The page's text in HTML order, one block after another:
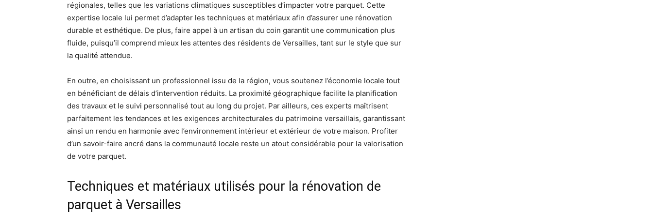
régionales, telles que les variations climatiques susceptibles d’impacter votre parquet. Cette
expertise locale lui permet d’adapter les techniques et matériaux afin d’assurer une rénovation
durable et esthétique. De plus, faire appel à un artisan du coin garantit une communication plus
fluide, puisqu’il comprend mieux les attentes des résidents de Versailles, tant sur le style que sur
la qualité attendue.
En outre, en choisissant un professionnel issu de la région, vous soutenez l’économie locale tout
en bénéficiant de délais d’intervention réduits. La proximité géographique facilite la planification
des travaux et le suivi personnalisé tout au long du projet. Par ailleurs, ces experts maîtrisent
parfaitement les tendances et les exigences architecturales du patrimoine versaillais, garantissant
ainsi un rendu en harmonie avec l’environnement intérieur et extérieur de votre maison. Profiter
d’un savoir-faire ancré dans la communauté locale reste un atout considérable pour la valorisation
de votre parquet.
Techniques et matériaux utilisés pour la rénovation de
parquet à Versailles